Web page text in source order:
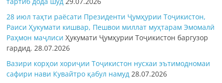
28 июл таҳти раёсати Президенти Ҷумҳурии Тоҷикистон,
Раиси Ҳукумати кишвар, Пешвои миллат муҳтарам Эмомалӣ
Раҳмон маҷлисиҲукумати Ҷумҳурии Тоҷикистон баргузор
гардид.28.07.2026
Вазири корҳои хориҷии Тоҷикистон нусхаи эътимодномаи
сафири нави Кувайтро қабул намуд 28.07.2026